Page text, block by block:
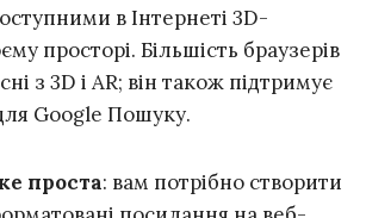
в Інтернеті 3D-
просторі. Більшість браузерів
з 3D і AR; він також підтримує
Google Пошуку.
проста: вам потрібно створити